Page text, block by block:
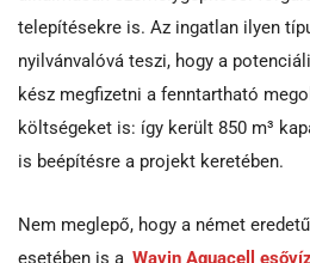
telepítésekre is. Az ingatlan ilyen
nyilvánvalóvá teszi, hogy a
kész megfizetni a fenntartható
költségeket is: így került 850 m³
is beépítésre a projekt keretében.
Nem meglepő, hogy a német
esetében is a Wavin Aquacell